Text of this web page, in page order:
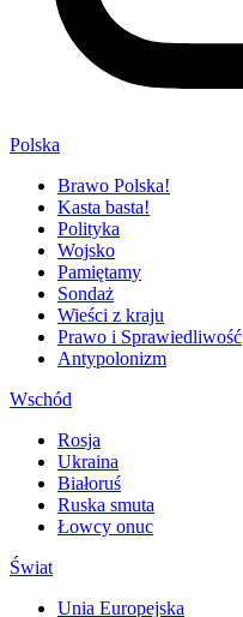
Polska
Brawo Polska!
Kasta basta!
Polityka
Wojsko
Pamiętamy
Sondaż
Wieści z kraju
Prawo i Sprawiedliwość
Antypolonizm
Wschód
Rosja
Ukraina
Białoruś
Ruska smuta
Łowcy onuc
Świat
Unia Europejska